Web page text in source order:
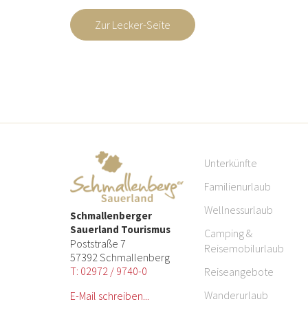
Zur Lecker-Seite
Schmallenberger
Sauerland Tourismus
Poststraße 7
57392 Schmallenberg
T: 02972 / 9740-0
E-Mail schreiben...
Unterkünfte
Familienurlaub
Wellnessurlaub
Camping &
Reisemobilurlaub
Reiseangebote
Wanderurlaub